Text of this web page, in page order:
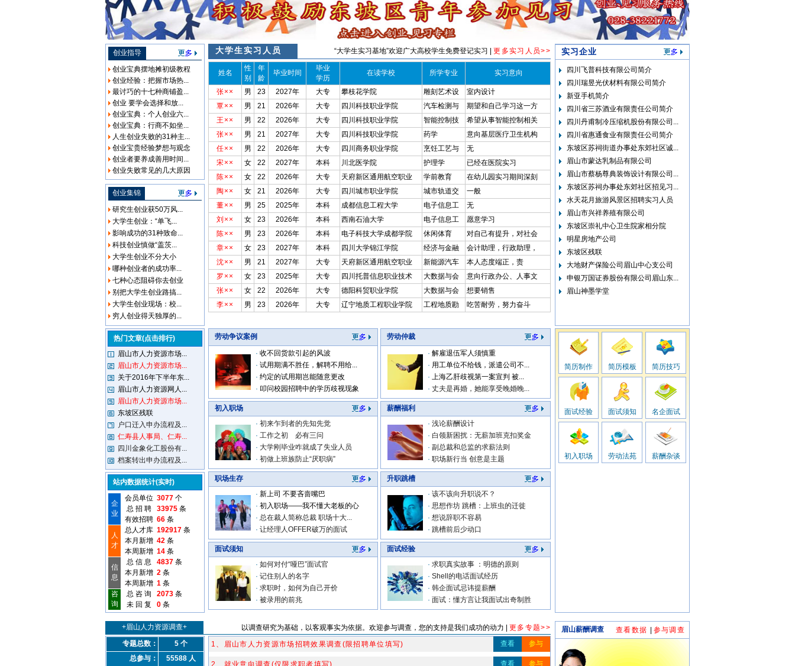
创业指导
创业宝典摆地摊初级教程
创业经验：把握市场热...
最讨巧的十七种商铺盈...
创业 要学会选择和放...
创业宝典：个人创业六...
创业宝典：行商不如坐...
人生创业失败的31种主...
创业宝贵经验梦想与观念
创业者要养成善用时间...
创业失败常见的几大原因
创业集锦
研究生创业获50万风...
大学生创业：“单飞...
影响成功的31种致命...
科技创业慎做“盖茨...
大学生创业不分大小
哪种创业者的成功率...
七种心态阻碍你去创业
别把大学生创业路搞...
大学生创业现场：校...
穷人创业得天独厚的...
大学生实习人员 “大学生实习基地”欢迎广大高校学生免费登记实习 |更多实习人员>>
姓名
性
别
年
龄
毕业时间
毕业
学历
在读学校 所学专业 实习意向
张×× 男 23 2027年 大专 攀枝花学院 雕刻艺术设
室内设计
覃××
男 21 2026年 大专 四川科技职业学院 汽车检测与
期望和自己学习这一方
王××
男 22 2026年 大专 四川科技职业学院 智能控制技
希望从事智能控制相关
张××
男 21 2027年 大专 四川科技职业学院 药学
意向基层医疗卫生机构
任××
男 22 2026年 大专 四川商务职业学院 烹饪工艺与
无
宋××
女 22 2027年 本科 川北医学院 护理学
已经在医院实习
陈××
女 22 2026年 大专 天府新区通用航空职业 学前教育
在幼儿园实习期间深刻
陶××
女 21 2026年 大专 四川城市职业学院 城市轨道交
一般
董××
男 25 2025年 本科 成都信息工程大学 电子信息工
无
刘××
女 23 2026年 本科 西南石油大学 电子信息工
愿意学习
陈××
男 23 2026年 本科 电子科技大学成都学院 休闲体育
对自己有提升，对社会
章××
女 23 2027年 本科 四川大学锦江学院 经济与金融
会计助理，行政助理，
沈××
男 21 2027年 大专 天府新区通用航空职业 新能源汽车
本人态度端正，责
罗××
女 23 2025年 大专 四川托普信息职业技术 大数据与会
意向行政办公、人事文
张××
女 22 2026年 大专 德阳科贸职业学院 大数据与会
想要销售
李××
男 23 2026年 大专 辽宁地质工程职业学院 工程地质勘 吃苦耐劳，努力奋斗
实习企业
四川飞普科技有限公司简介
四川瑞昱光伏材料有限公司简介
新亚手机简介
四川省三苏酒业有限责任公司简介
四川丹甫制冷压缩机股份有限公司...
四川省惠通食业有限责任公司简介
东坡区苏祠街道办事处东郊社区诚...
眉山市蒙达乳制品有限公司
眉山市蔡杨尊典装饰设计有限公司...
东坡区苏祠办事处东郊社区招见习...
水天花月旅游风景区招聘实习人员
眉山市兴祥养殖有限公司
东坡区崇礼中心卫生院家相分院
明星房地产公司
东坡区残联
大地财产保险公司眉山中心支公司
申银万国证券股份有限公司眉山东...
眉山神墨学堂
热门文章(点击排行)
眉山市人力资源市场...
眉山市人力资源市场...
关于2016年下半年东...
眉山市人力资源网人...
眉山市人力资源市场...
东坡区残联
户口迁入申办流程及...
仁寿县人事局、仁寿...
四川金象化工股份有...
档案转出申办流程及...
站内数据统计(实时)
企
业
会员单位 3077 个
总 招 聘
33975 条
有效招聘 66 条
人
才
总人才库 192917 条
本月新增 42 条
本周新增 14 条
信
息
总 信 息 4837 条
本月新增 2 条
本周新增 1 条
咨
询
总 咨 询 2073 条
未 回 复
0 条
劳动争议案例
· 收不回货款引起的风波
· 试用期满不胜任，解聘不用给...
· 约定的试用期岂能随意更改
· 叩问校园招聘中的学历歧视现象
劳动仲裁
· 解雇退伍军人须慎重
· 用工单位不给钱，派遣公司不...
· 上海乙肝歧视第一案宣判 被...
· 丈夫是再婚，她能享受晚婚晚...
初入职场
· 初来乍到者的先知先觉
· 工作之初 必有三问
· 大学刚毕业咋就成了失业人员
· 初做上班族防止“厌职病”
薪酬福利
· 浅论薪酬设计
· 白领新困扰：无薪加班克扣奖金
· 副总裁和总监的求薪法则
· 职场新行当 创意是主题
职场生存
· 新上司 不要吝啬嘴巴
· 初入职场——我不懂大老板的心
· 总在裁人简称总裁 职场十大...
· 让经理人OFFER破万的面试
升职跳槽
· 该不该向升职说不？
· 思想作坊 跳槽：上班虫的迁徙
· 想说辞职不容易
· 跳槽前后少动口
面试须知
· 如何对付“哑巴”面试官
· 记住别人的名字
· 求职时，如何为自己开价
· 被录用的前兆
面试经验
· 求职真实故事 ：明德的原则
· Shell的电话面试经历
· 韩企面试忌讳提薪酬
· 面试：懂方言让我面试出奇制胜
简历制作 简历模板 简历技巧
面试经验 面试须知 名企面试
初入职场 劳动法苑 薪酬杂谈
+眉山人力资源调查+ 以调查研究为基础，以客观事实为依据。欢迎参与调查，您的支持是我们成功的动力 | 更多专题>> 眉山薪酬调查 查看数据
参与调查
专题总数：
5 个
总参与：
55588 人
1、眉山市人力资源市场招聘效果调查(限招聘单位填写) 查看 参与
2、就业意向调查(仅限求职者填写) 查看 参与